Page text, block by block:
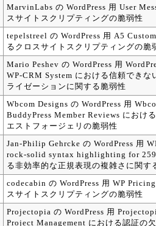
MarvinLabs の WordPress 用 User
スサイトスクリプティングの脆弱性
tepelstreel の WordPress 用 A5
るクロスサイトスクリプティングの脆
Mario Peshev の WordPress 用
WP-CRM System における信頼できな
ライゼーションに関する脆弱性
Wbcom Designs の WordPress 用
BuddyPress Member Reviews におけ
エストフォージェリの脆弱性
Jan-Philip Gehrcke の WordPress 用
rock-solid syntax highlighting for 259
る非効率的な正規表現の複雑さに関す
codecabin の WordPress 用 WP
スサイトスクリプティングの脆弱性
Projectopia の WordPress 用
Project Management における認証の